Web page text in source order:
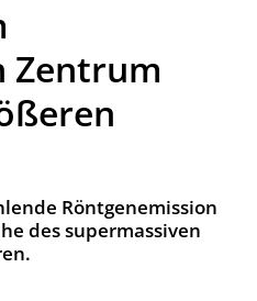
Zentrum
Röntgenemission
des supermassiven